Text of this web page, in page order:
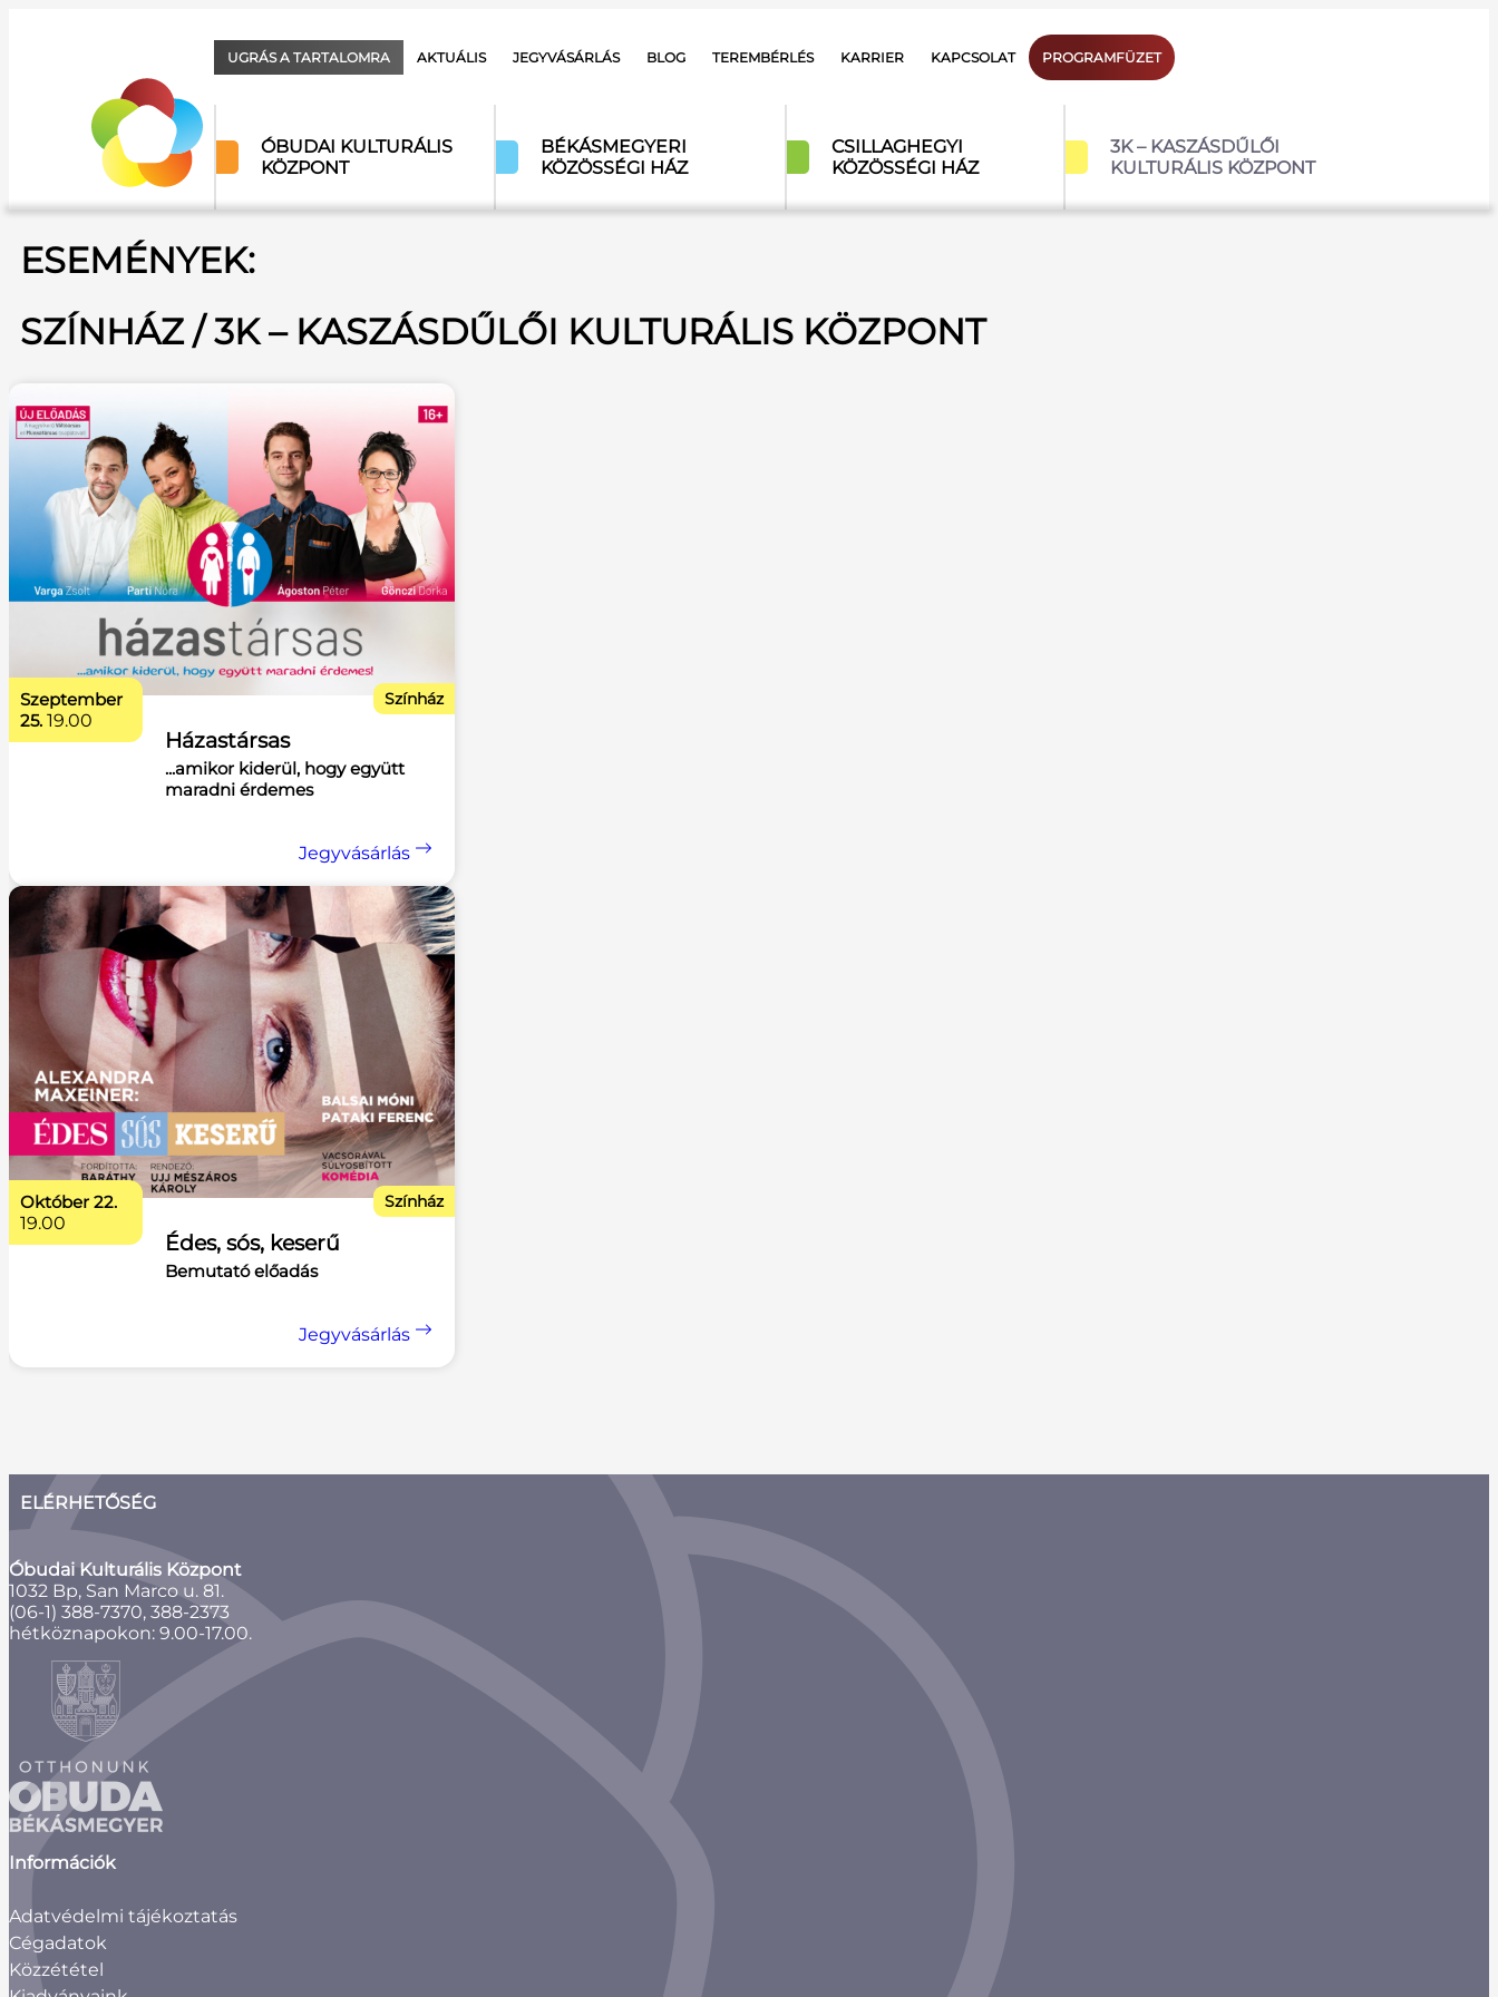
UGRÁS A TARTALOMRA AKTUÁLIS JEGYVÁSÁRLÁS BLOG TEREMBÉRLÉS KARRIER KAPCSOLAT PROGRAMFÜZET
ÓBUDAI KULTURÁLIS
KÖZPONT
BÉKÁSMEGYERI
KÖZÖSSÉGI HÁZ
CSILLAGHEGYI
KÖZÖSSÉGI HÁZ
3K – KASZÁSDŰLŐI
KULTURÁLIS KÖZPONT
ESEMÉNYEK:
SZÍNHÁZ / 3K – KASZÁSDŰLŐI KULTURÁLIS KÖZPONT
Házastársas
...amikor kiderül, hogy együtt
maradni érdemes
szeptember
25. 19.00
Jegyvásárlás
Színház
Édes, sós, keserű
Bemutató előadás
október 22.
19.00
Jegyvásárlás
Színház
ELÉRHETŐSÉG
Óbudai Kulturális Központ
1032 Bp, San Marco u. 81.
(06-1) 388-7370, 388-2373
hétköznapokon: 9.00-17.00.
Információk
Adatvédelmi tájékoztatás
Cégadatok
Közzététel